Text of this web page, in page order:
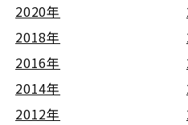
2020年
2018年
2016年
2014年
2012年